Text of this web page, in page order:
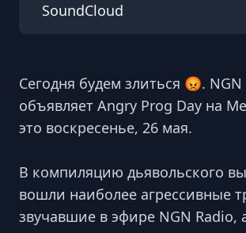
SoundCloud
Сегодня будем злиться 😡. NGN
объявляет Angry Prog Day на
это воскресенье, 26 мая.
В компиляцию дьявольского
вошли наиболее агрессивные
звучавшие в эфире NGN Radio,